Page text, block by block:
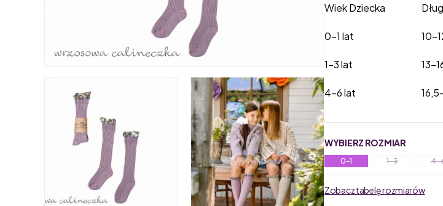
Wiek Dziecka
0-1 lat 10-
1-3 lat 13-
4-6 lat
WYBIERZ ROZMIAR
0-1 1-3 4-
Zobacz tabelę rozmiarów